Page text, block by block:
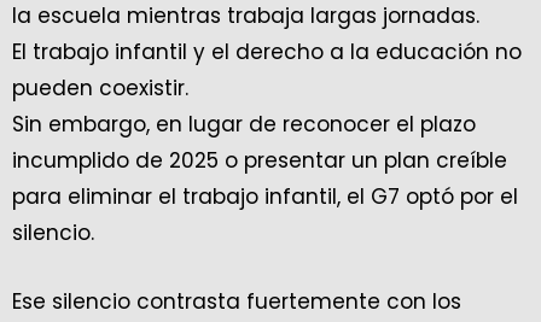
la escuela mientras trabaja largas jornadas.
El trabajo infantil y el derecho a la educación no
pueden coexistir.
Sin embargo, en lugar de reconocer el plazo
incumplido de 2025 o presentar un plan creíble
para eliminar el trabajo infantil, el G7 optó por el
silencio.
Ese silencio contrasta fuertemente con los